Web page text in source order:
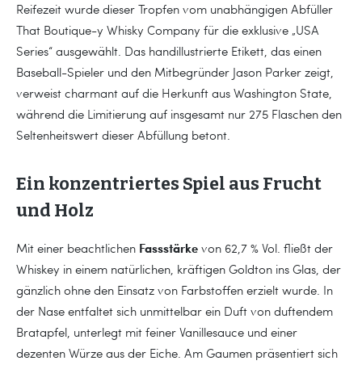
Reifezeit wurde dieser Tropfen vom unabhängigen Abfüller
That Boutique-y Whisky Company für die exklusive „USA
Series“ ausgewählt. Das handillustrierte Etikett, das einen
Baseball-Spieler und den Mitbegründer Jason Parker zeigt,
verweist charmant auf die Herkunft aus Washington State,
während die Limitierung auf insgesamt nur 275 Flaschen den
Seltenheitswert dieser Abfüllung betont.
Ein konzentriertes Spiel aus Frucht
und Holz
Mit einer beachtlichen Fassstärke von 62,7 % Vol. fließt der
Whiskey in einem natürlichen, kräftigen Goldton ins Glas, der
gänzlich ohne den Einsatz von Farbstoffen erzielt wurde. In
der Nase entfaltet sich unmittelbar ein Duft von duftendem
Bratapfel, unterlegt mit feiner Vanillesauce und einer
dezenten Würze aus der Eiche. Am Gaumen präsentiert sich